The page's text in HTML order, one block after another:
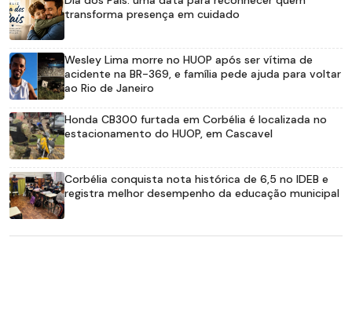
transforma presença em cuidado
Wesley Lima morre no HUOP após ser vítima de
acidente na BR-369, e família pede ajuda para voltar
ao Rio de Janeiro
Honda CB300 furtada em Corbélia é localizada no
estacionamento do HUOP, em Cascavel
Corbélia conquista nota histórica de 6,5 no IDEB e
registra melhor desempenho da educação municipal